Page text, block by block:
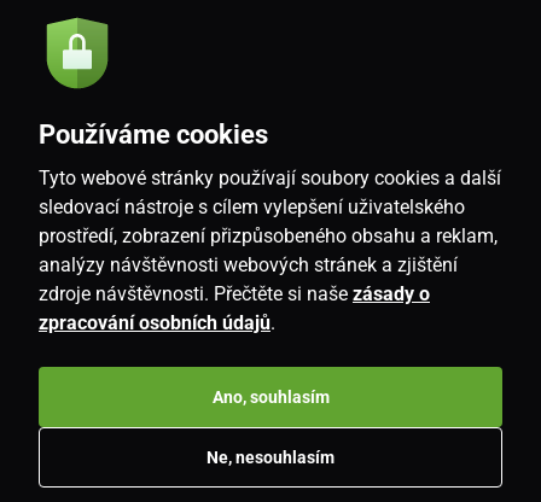
Souhlasím se
CZ
www.i-living.cz. Všechna práva vyhrazena.
Používáme cookies
Tyto webové stránky používají soubory cookies a další
sledovací nástroje s cílem vylepšení uživatelského
prostředí, zobrazení přizpůsobeného obsahu a reklam,
analýzy návštěvnosti webových stránek a zjištění
zdroje návštěvnosti. Přečtěte si naše zásady o
zpracování osobních údajů.
Ne, nesouhlasím
Ano, souhlasím